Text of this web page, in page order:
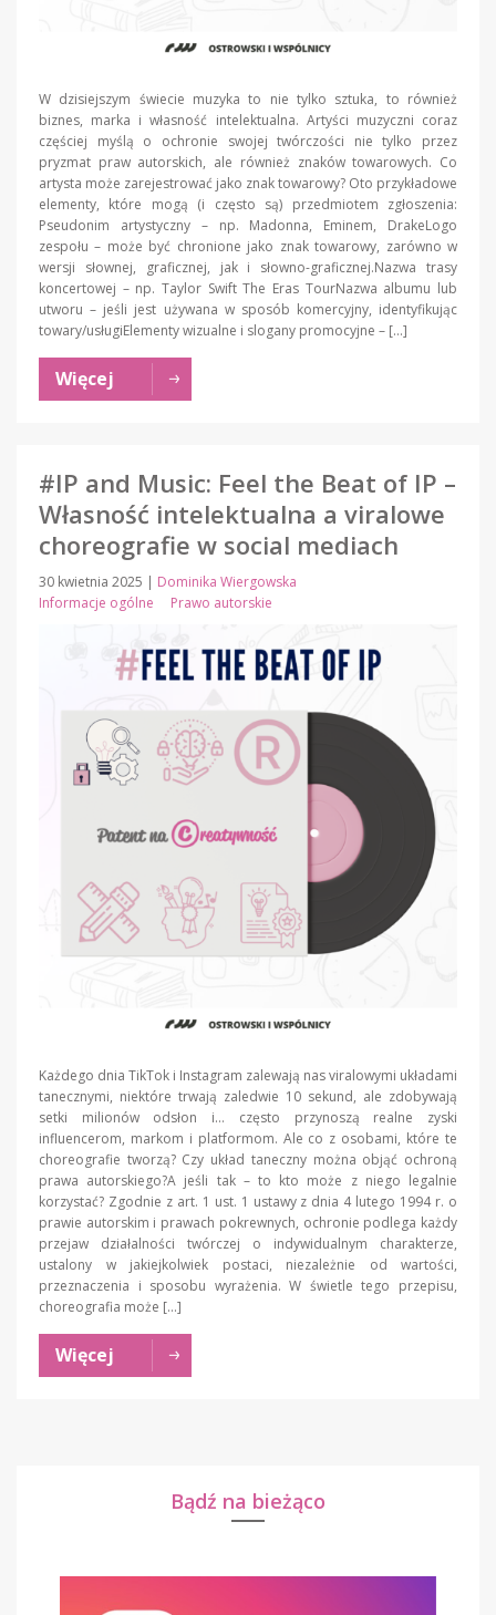
W dzisiejszym świecie muzyka to nie tylko sztuka, to również
biznes, marka i własność intelektualna. Artyści muzyczni coraz
częściej myślą o ochronie swojej twórczości nie tylko przez
pryzmat praw autorskich, ale również znaków towarowych. Co
artysta może zarejestrować jako znak towarowy? Oto przykładowe
elementy, które mogą (i często są) przedmiotem zgłoszenia:
Pseudonim artystyczny – np. Madonna, Eminem, DrakeLogo
zespołu – może być chronione jako znak towarowy, zarówno w
wersji słownej, graficznej, jak i słowno-graficznej.Nazwa trasy
koncertowej – np. Taylor Swift The Eras TourNazwa albumu lub
utworu – jeśli jest używana w sposób komercyjny, identyfikując
towary/usługiElementy wizualne i slogany promocyjne – […]
Więcej
#IP and Music: Feel the Beat of IP –
Własność intelektualna a viralowe
choreografie w social mediach
30 kwietnia 2025
Dominika Wiergowska
Informacje ogólne
Prawo autorskie
Każdego dnia TikTok i Instagram zalewają nas viralowymi układami
tanecznymi, niektóre trwają zaledwie 10 sekund, ale zdobywają
setki milionów odsłon i… często przynoszą realne zyski
influencerom, markom i platformom. Ale co z osobami, które te
choreografie tworzą? Czy układ taneczny można objąć ochroną
prawa autorskiego?A jeśli tak – to kto może z niego legalnie
korzystać? Zgodnie z art. 1 ust. 1 ustawy z dnia 4 lutego 1994 r. o
prawie autorskim i prawach pokrewnych, ochronie podlega każdy
przejaw działalności twórczej o indywidualnym charakterze,
ustalony w jakiejkolwiek postaci, niezależnie od wartości,
przeznaczenia i sposobu wyrażenia. W świetle tego przepisu,
choreografia może […]
Więcej
Bądź na bieżąco